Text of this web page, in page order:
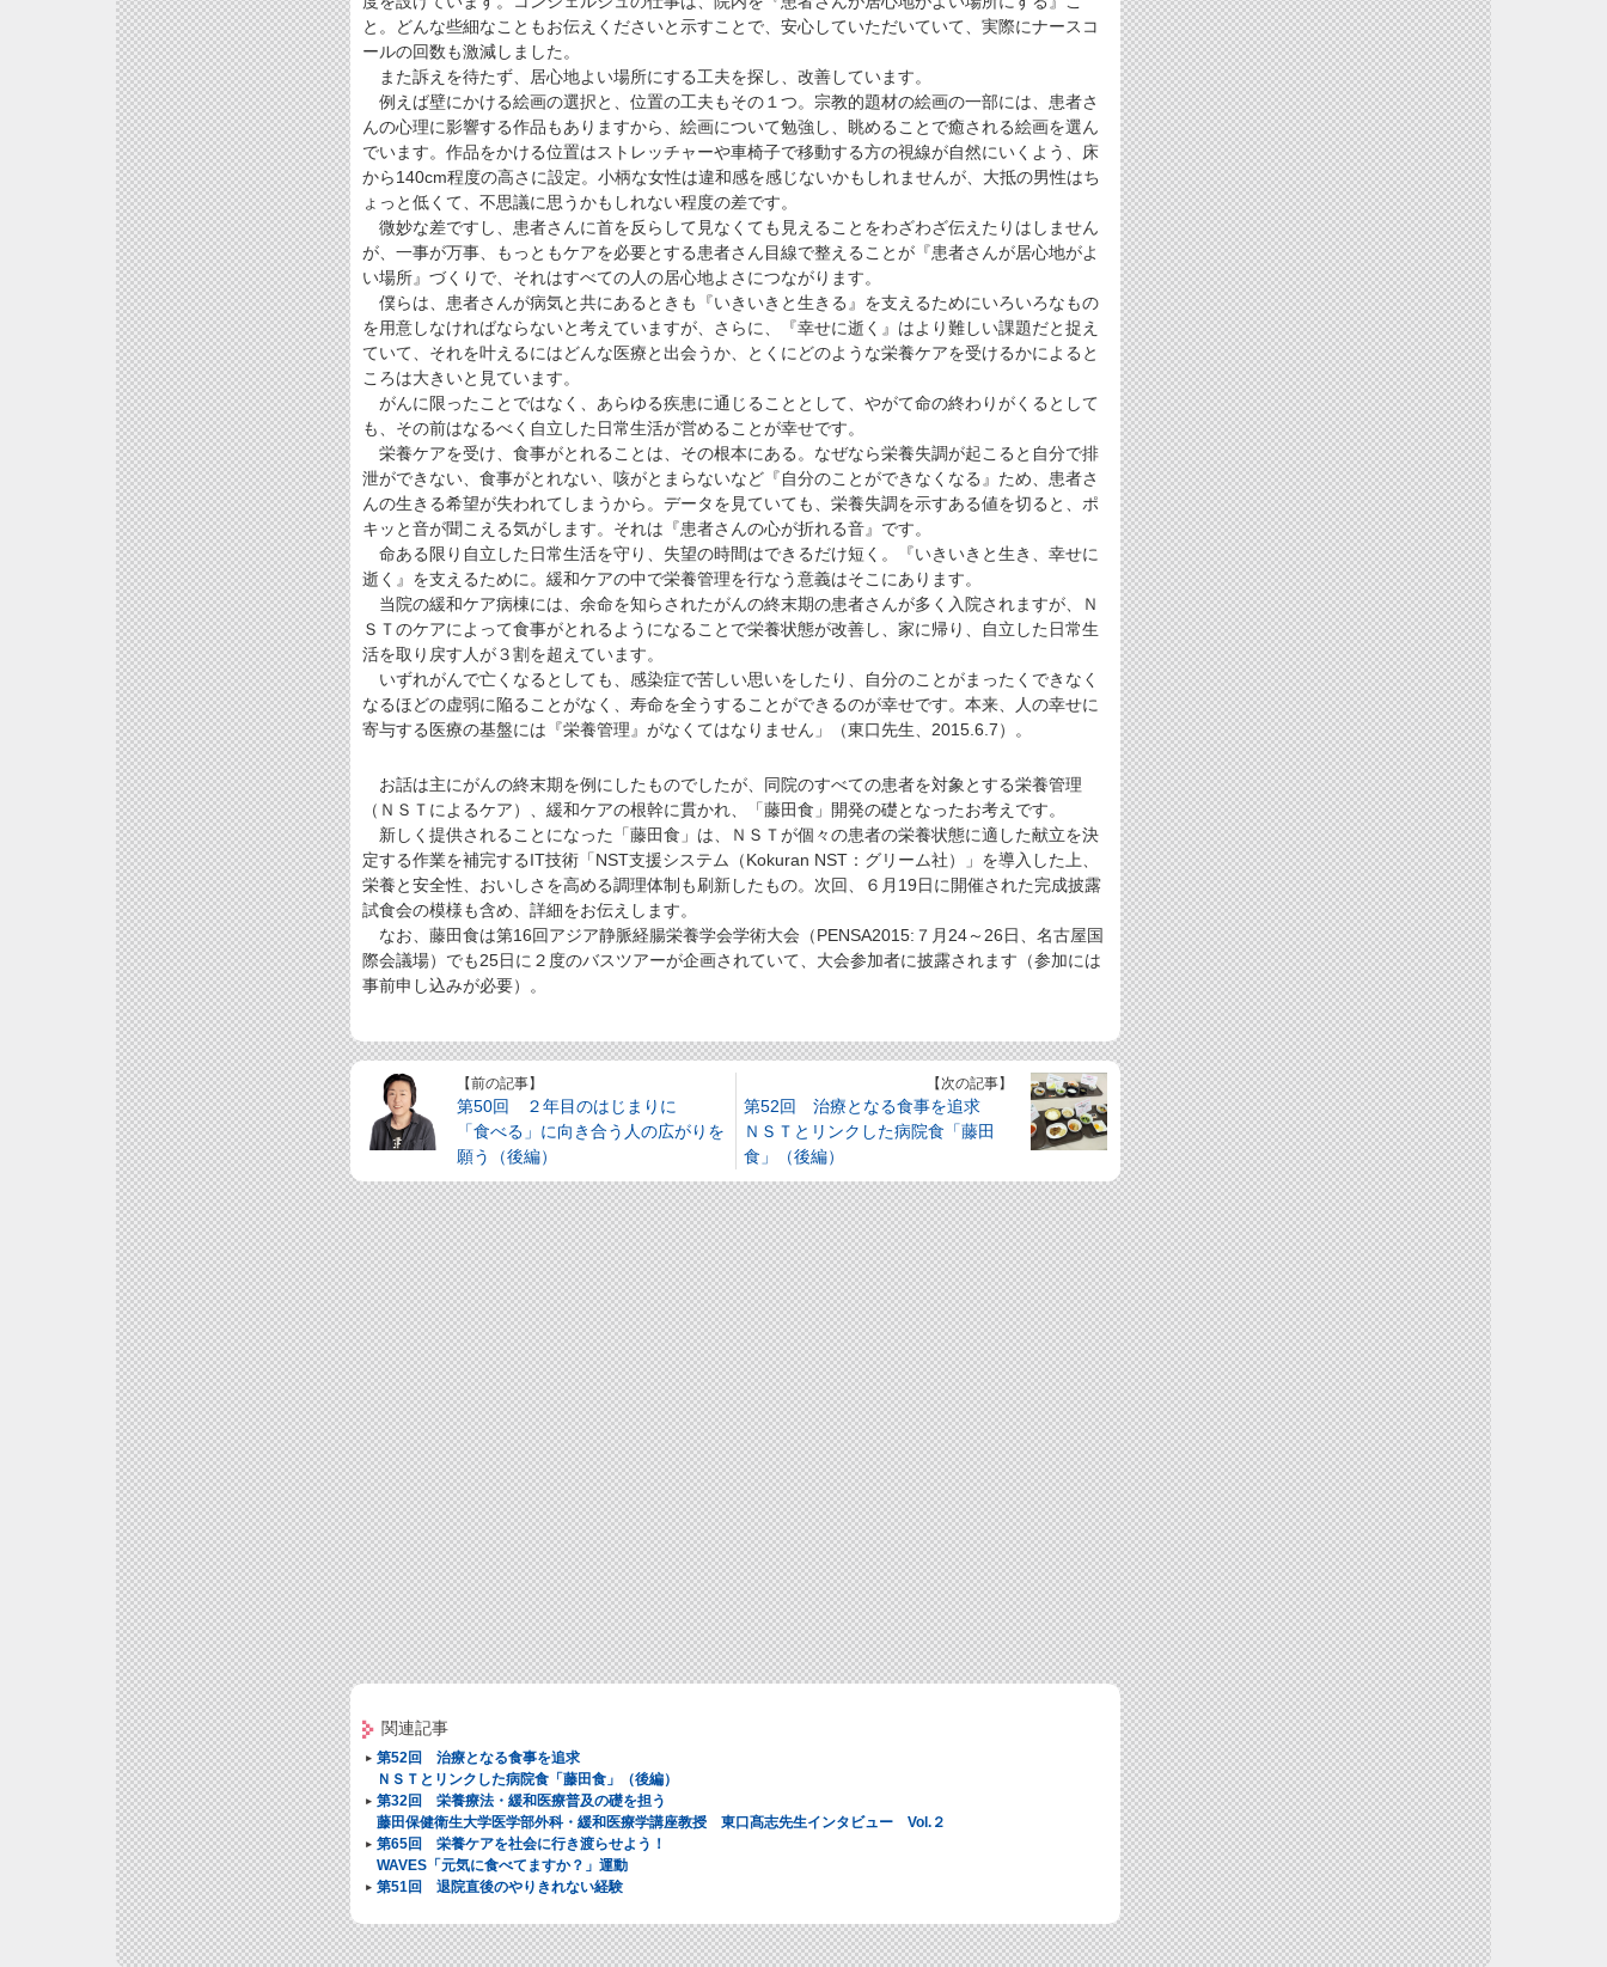
と。どんな些細なこともお伝えくださいと示すことで、安心していただいていて、実際にナースコ
ールの回数も激減しました。
また訴えを待たず、居心地よい場所にする工夫を探し、改善しています。
例えば壁にかける絵画の選択と、位置の工夫もその１つ。宗教的題材の絵画の一部には、患者さ
んの心理に影響する作品もありますから、絵画について勉強し、眺めることで癒される絵画を選ん
でいます。作品をかける位置はストレッチャーや車椅子で移動する方の視線が自然にいくよう、床
から140cm程度の高さに設定。小柄な女性は違和感を感じないかもしれませんが、大抵の男性はち
ょっと低くて、不思議に思うかもしれない程度の差です。
微妙な差ですし、患者さんに首を反らして見なくても見えることをわざわざ伝えたりはしません
が、一事が万事、もっともケアを必要とする患者さん目線で整えることが『患者さんが居心地がよ
い場所』づくりで、それはすべての人の居心地よさにつながります。
僕らは、患者さんが病気と共にあるときも『いきいきと生きる』を支えるためにいろいろなもの
を用意しなければならないと考えていますが、さらに、『幸せに逝く』はより難しい課題だと捉え
ていて、それを叶えるにはどんな医療と出会うか、とくにどのような栄養ケアを受けるかによると
ころは大きいと見ています。
がんに限ったことではなく、あらゆる疾患に通じることとして、やがて命の終わりがくるとして
も、その前はなるべく自立した日常生活が営めることが幸せです。
栄養ケアを受け、食事がとれることは、その根本にある。なぜなら栄養失調が起こると自分で排
泄ができない、食事がとれない、咳がとまらないなど『自分のことができなくなる』ため、患者さ
んの生きる希望が失われてしまうから。データを見ていても、栄養失調を示すある値を切ると、ポ
キッと音が聞こえる気がします。それは『患者さんの心が折れる音』です。
命ある限り自立した日常生活を守り、失望の時間はできるだけ短く。『いきいきと生き、幸せに
逝く』を支えるために。緩和ケアの中で栄養管理を行なう意義はそこにあります。
当院の緩和ケア病棟には、余命を知らされたがんの終末期の患者さんが多く入院されますが、Ｎ
ＳＴのケアによって食事がとれるようになることで栄養状態が改善し、家に帰り、自立した日常生
活を取り戻す人が３割を超えています。
いずれがんで亡くなるとしても、感染症で苦しい思いをしたり、自分のことがまったくできなく
なるほどの虚弱に陥ることがなく、寿命を全うすることができるのが幸せです。本来、人の幸せに
寄与する医療の基盤には『栄養管理』がなくてはなりません」（東口先生、2015.6.7）。
お話は主にがんの終末期を例にしたものでしたが、同院のすべての患者を対象とする栄養管理
（ＮＳＴによるケア）、緩和ケアの根幹に貫かれ、「藤田食」開発の礎となったお考えです。
新しく提供されることになった「藤田食」は、ＮＳＴが個々の患者の栄養状態に適した献立を決
定する作業を補完するIT技術「NST支援システム（Kokuran NST：グリーム社）」を導入した上、
栄養と安全性、おいしさを高める調理体制も刷新したもの。次回、６月19日に開催された完成披露
試食会の模様も含め、詳細をお伝えします。
なお、藤田食は第16回アジア静脈経腸栄養学会学術大会（PENSA2015:７月24～26日、名古屋国
際会議場）でも25日に２度のバスツアーが企画されていて、大会参加者に披露されます（参加には
事前申し込みが必要）。
【前の記事】
第50回 ２年目のはじまりに
「食べる」に向き合う人の広がりを
願う（後編）
【次の記事】
第52回 治療となる食事を追求
ＮＳＴとリンクした病院食「藤田
食」（後編）
関連記事
第52回 治療となる食事を追求
ＮＳＴとリンクした病院食「藤田食」（後編）
第32回 栄養療法・緩和医療普及の礎を担う
藤田保健衛生大学医学部外科・緩和医療学講座教授 東口髙志先生インタビュー Vol.２
第65回 栄養ケアを社会に行き渡らせよう！
WAVES「元気に食べてますか？」運動
第51回 退院直後のやりきれない経験